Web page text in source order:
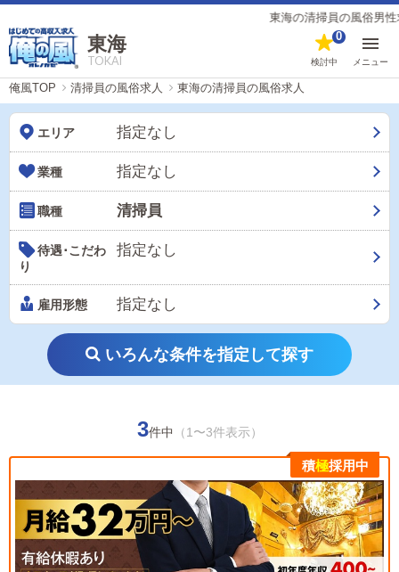
東海の清掃員の風俗男性求人
東海
TOKAI 検討中
0
メニュー
俺風TOP 清掃員の風俗求人 東海の清掃員の風俗求人
エリア 指定なし
業種 指定なし
職種 清掃員
待遇･こだわ
り
指定なし
雇用形態 指定なし
いろんな条件を指定して探す
3件中 （1〜3件表示）
積極採用中